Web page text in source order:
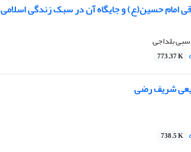
امام حسین(ع) و جایگاه آن در سبک زندگی اسلامی
بلداجی
773.37 K
شریف رضی
738.5 K